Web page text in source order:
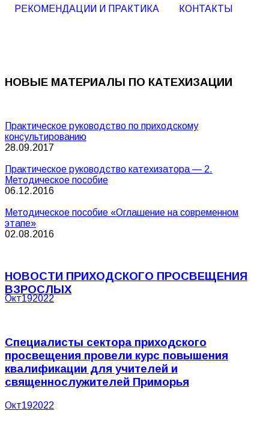
РЕКОМЕНДАЦИИ И ПРАКТИКА
КОНТАКТЫ
НОВЫЕ МАТЕРИАЛЫ ПО КАТЕХИЗАЦИИ
Практическое руководство по приходскому
консультированию
28.09.2017
Практическое руководство катехизатора — 2.
Методическое пособие
06.12.2016
Методическое пособие «Оглашение на современном
этапе»
02.08.2016
НОВОСТИ ПРИХОДСКОГО ПРОСВЕЩЕНИЯ
ВЗРОСЛЫХ
Окт192022
Специалисты сектора приходского
просвещения провели курс повышения
квалификации для учителей и
священнослужителей Приморья
Окт192022